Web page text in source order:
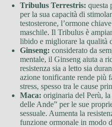
Tribulus Terrestris: questa
per la sua capacità di
testosterone, l’ormone
maschile. Il Tribulus è
libido e migliorare la qualità
Ginseng: considerato da
mentale, il Ginseng aiuta a
resistenza sia a letto sia
azione tonificante rende più
stress, spesso tra le cause
Maca: originaria del Perù,
delle Ande” per le sue
sessuale. Aumenta la
funzione ormonale in modo